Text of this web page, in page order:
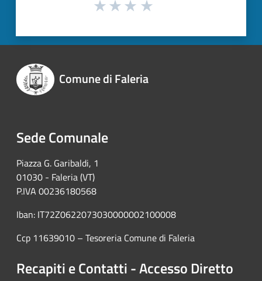
Comune di Faleria
Sede Comunale
Piazza G. Garibaldi, 1
01030 - Faleria (VT)
P.IVA 00236180568
Iban: IT72Z0622073030000002100008
Ccp 11639010 – Tesoreria Comune di Faleria
Recapiti e Contatti - Accesso Diretto